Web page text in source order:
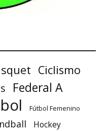
Ciclismo
Federal A
Fútbol Femenino
Hockey